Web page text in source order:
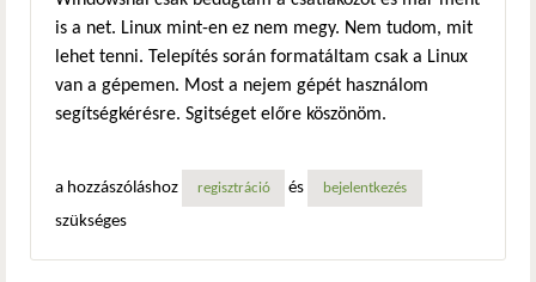
is a net. Linux mint-en ez nem megy. Nem tudom, mit
lehet tenni. Telepítés során formatáltam csak a Linux
van a gépemen. Most a nejem gépét használom
segítségkérésre. Sgitséget előre köszönöm.
a hozzászóláshoz regisztráció és bejelentkezés
szükséges